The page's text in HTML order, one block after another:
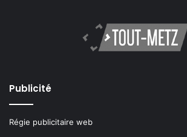
Publicité
Régie publicitaire web